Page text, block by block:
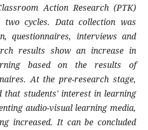
Action Research (PTK)
cycles. Data collection was
questionnaires, interviews and
results show an increase in
based on the results of
At the pre-research stage,
that students' interest in learning
audio-visual learning media,
increased. It can be concluded